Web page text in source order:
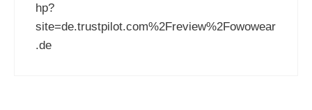
hp?
site=de.trustpilot.com%2Freview%2Fowowear
.de